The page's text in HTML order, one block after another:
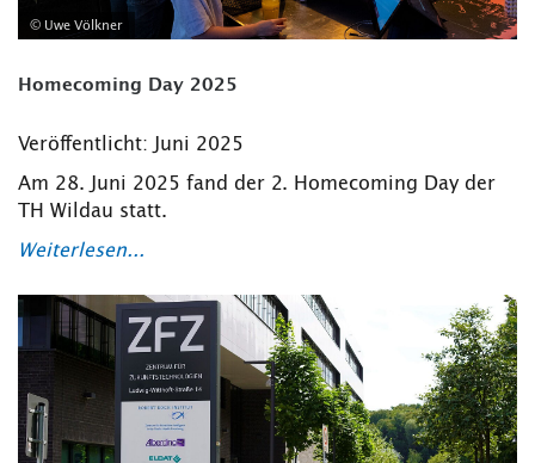
© Uwe Völkner
Homecoming Day 2025
Veröffentlicht: Juni 2025
Am 28. Juni 2025 fand der 2. Homecoming Day der
TH Wildau statt.
Weiterlesen...